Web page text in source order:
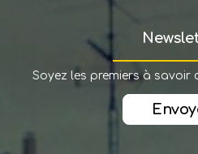
Soyez les premiers à savoir